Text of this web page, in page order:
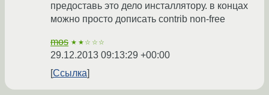
предоставь это дело инсталлятору. в концах
можно просто дописать contrib non-free
mos ★★☆☆☆
29.12.2013 09:13:29 +00:00
Ссылка